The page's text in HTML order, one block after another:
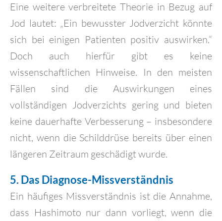
Eine weitere verbreitete Theorie in Bezug auf
Jod lautet: „Ein bewusster Jodverzicht könnte
sich bei einigen Patienten positiv auswirken.“
Doch auch hierfür gibt es keine
wissenschaftlichen Hinweise. In den meisten
Fällen sind die Auswirkungen eines
vollständigen Jodverzichts gering und bieten
keine dauerhafte Verbesserung – insbesondere
nicht, wenn die Schilddrüse bereits über einen
längeren Zeitraum geschädigt wurde.
5. Das Diagnose-Missverständnis
Ein häufiges Missverständnis ist die Annahme,
dass Hashimoto nur dann vorliegt, wenn die